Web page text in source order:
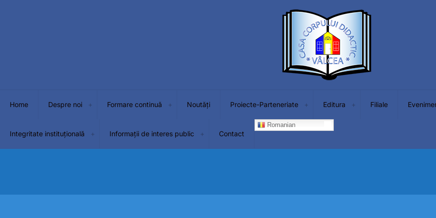
Home Despre noi Formare continuă Noutăți Proiecte-Parteneriate Editura Filiale
Integritate instituțională Informații de interes public Contact
Romanian